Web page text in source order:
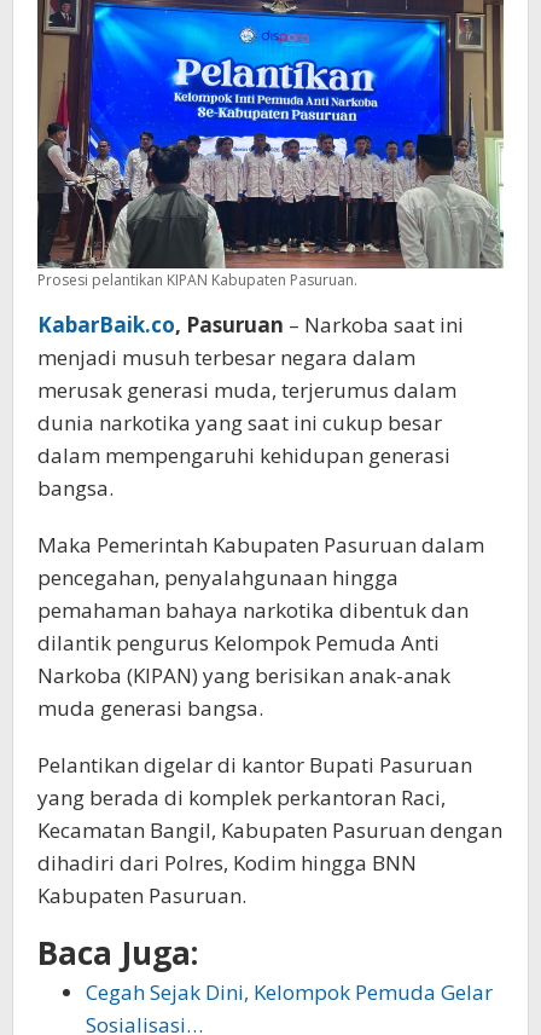
Prosesi pelantikan KIPAN Kabupaten Pasuruan.
KabarBaik.co, Pasuruan – Narkoba saat ini
menjadi musuh terbesar negara dalam
merusak generasi muda, terjerumus dalam
dunia narkotika yang saat ini cukup besar
dalam mempengaruhi kehidupan generasi
bangsa.
Maka Pemerintah Kabupaten Pasuruan dalam
pencegahan, penyalahgunaan hingga
pemahaman bahaya narkotika dibentuk dan
dilantik pengurus Kelompok Pemuda Anti
Narkoba (KIPAN) yang berisikan anak-anak
muda generasi bangsa.
Pelantikan digelar di kantor Bupati Pasuruan
yang berada di komplek perkantoran Raci,
Kecamatan Bangil, Kabupaten Pasuruan dengan
dihadiri dari Polres, Kodim hingga BNN
Kabupaten Pasuruan.
Baca Juga:
Cegah Sejak Dini, Kelompok Pemuda Gelar
Sosialisasi…